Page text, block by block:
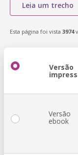
Leia um trecho
Esta página foi vista 3974
Versão
Versão
ebook